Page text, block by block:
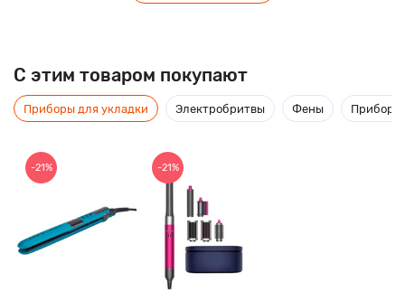
C этим товаром покупают
Приборы для укладки Электробритвы Фены Приборы
-21% -21%